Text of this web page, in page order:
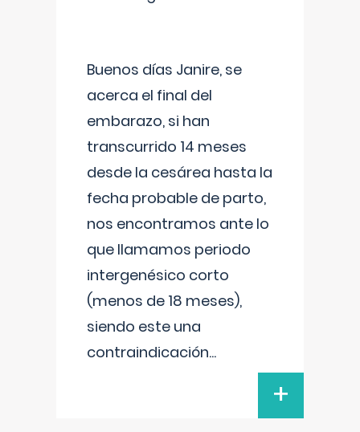
Buenos días Janire, se
acerca el final del
embarazo, si han
transcurrido 14 meses
desde la cesárea hasta la
fecha probable de parto,
nos encontramos ante lo
que llamamos periodo
intergenésico corto
(menos de 18 meses),
siendo este una
contraindicación...
+